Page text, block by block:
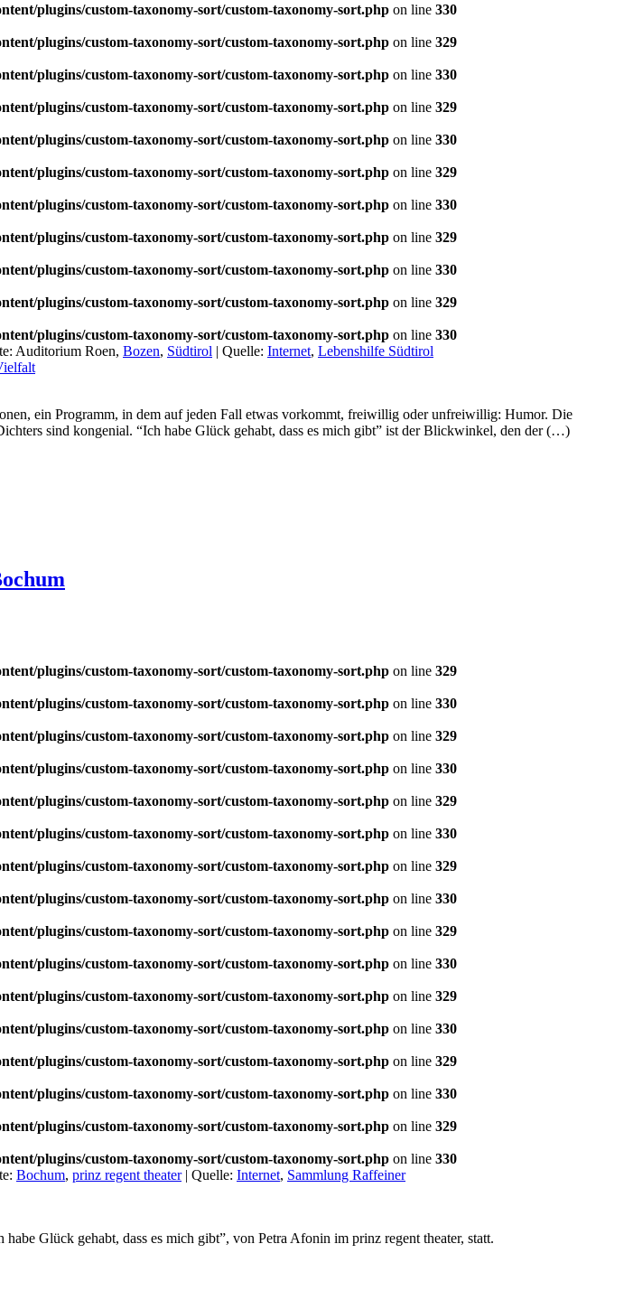
plugins/custom-taxonomy-sort/custom-taxonomy-sort.php on line 330
plugins/custom-taxonomy-sort/custom-taxonomy-sort.php on line 329
plugins/custom-taxonomy-sort/custom-taxonomy-sort.php on line 330
plugins/custom-taxonomy-sort/custom-taxonomy-sort.php on line 329
plugins/custom-taxonomy-sort/custom-taxonomy-sort.php on line 330
plugins/custom-taxonomy-sort/custom-taxonomy-sort.php on line 329
plugins/custom-taxonomy-sort/custom-taxonomy-sort.php on line 330
plugins/custom-taxonomy-sort/custom-taxonomy-sort.php on line 329
plugins/custom-taxonomy-sort/custom-taxonomy-sort.php on line 330
plugins/custom-taxonomy-sort/custom-taxonomy-sort.php on line 329
plugins/custom-taxonomy-sort/custom-taxonomy-sort.php on line 330
Auditorium Roen, Bozen, Südtirol | Quelle: Internet, Lebenshilfe Südtirol
ein Programm, in dem auf jeden Fall etwas vorkommt, freiwillig oder unfreiwillig: Humor. Die
sind kongenial. “Ich habe Glück gehabt, dass es mich gibt” ist der Blickwinkel, den der (…)
plugins/custom-taxonomy-sort/custom-taxonomy-sort.php on line 329
plugins/custom-taxonomy-sort/custom-taxonomy-sort.php on line 330
plugins/custom-taxonomy-sort/custom-taxonomy-sort.php on line 329
plugins/custom-taxonomy-sort/custom-taxonomy-sort.php on line 330
plugins/custom-taxonomy-sort/custom-taxonomy-sort.php on line 329
plugins/custom-taxonomy-sort/custom-taxonomy-sort.php on line 330
plugins/custom-taxonomy-sort/custom-taxonomy-sort.php on line 329
plugins/custom-taxonomy-sort/custom-taxonomy-sort.php on line 330
plugins/custom-taxonomy-sort/custom-taxonomy-sort.php on line 329
plugins/custom-taxonomy-sort/custom-taxonomy-sort.php on line 330
plugins/custom-taxonomy-sort/custom-taxonomy-sort.php on line 329
plugins/custom-taxonomy-sort/custom-taxonomy-sort.php on line 330
plugins/custom-taxonomy-sort/custom-taxonomy-sort.php on line 329
plugins/custom-taxonomy-sort/custom-taxonomy-sort.php on line 330
plugins/custom-taxonomy-sort/custom-taxonomy-sort.php on line 329
plugins/custom-taxonomy-sort/custom-taxonomy-sort.php on line 330
Bochum, prinz regent theater| Quelle: Internet, Sammlung Raffeiner
Glück gehabt, dass es mich gibt”, von Petra Afonin im prinz regent theater, statt.